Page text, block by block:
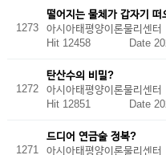
1273
떨어지는 물체가 갑자기 떠
아시아태평양이론물리센터
Hit 12458 Date
1272
탄산수의 비밀?
아시아태평양이론물리센터
Hit 12851 Date
1271
드디어 연금술 정복?
아시아태평양이론물리센터